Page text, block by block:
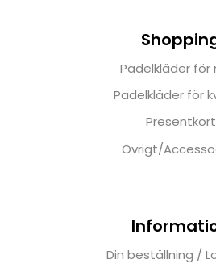
Padelkläder för
Padelkläder för
Presentkort
Övrigt/
Din beställning /